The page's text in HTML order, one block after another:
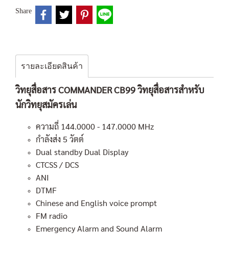
Share
รายละเอียดสินค้า
วิทยุสื่อสาร COMMANDER CB99 วิทยุสื่อสารสำหรับ
นักวิทยุสมัครเล่น
ความถี่ 144.0000 - 147.0000 MHz
กำลังส่ง 5 วัตต์
Dual standby Dual Display
CTCSS / DCS
ANI
DTMF
Chinese and English voice prompt
FM radio
Emergency Alarm and Sound Alarm